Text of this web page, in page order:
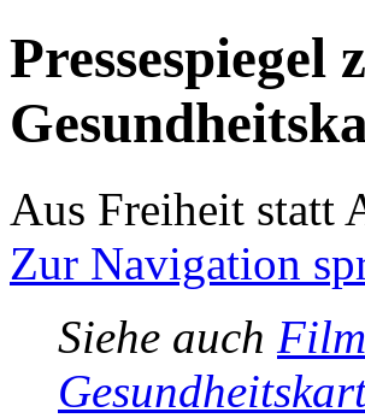
Aus Freiheit statt
Zur Navigation
Siehe auch